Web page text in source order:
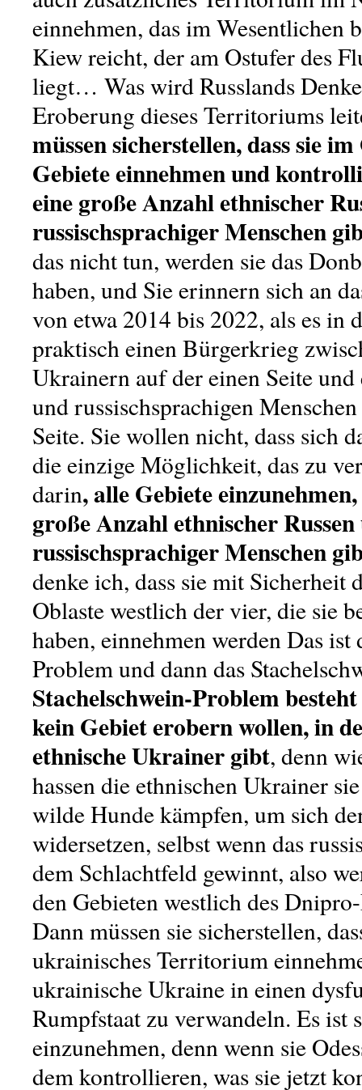
einnehmen, das im Wesentlichen
Kiew reicht, der am Ostufer des
liegt… Was wird Russlands
Eroberung dieses Territoriums
müssen sicherstellen, dass sie
Gebiete einnehmen und
eine große Anzahl ethnischer
russischsprachiger Menschen
das nicht tun, werden sie das
haben, und Sie erinnern sich an
von etwa 2014 bis 2022, als es in
praktisch einen Bürgerkrieg
Ukrainern auf der einen Seite und
und russischsprachigen
Seite. Sie wollen nicht, dass sich
die einzige Möglichkeit, das zu
darin, alle Gebiete
große Anzahl ethnischer
russischsprachiger Menschen
denke ich, dass sie mit Sicherheit
Oblaste westlich der vier, die sie
haben, einnehmen werden Das ist
Problem und dann das
Stachelschwein-Problem
kein Gebiet erobern wollen, in
ethnische Ukrainer gibt, denn
hassen die ethnischen Ukrainer
wilde Hunde kämpfen, um sich
widersetzen, selbst wenn das
dem Schlachtfeld gewinnt, also
den Gebieten westlich des
Dann müssen sie sicherstellen,
ukrainisches Territorium
ukrainische Ukraine in einen
Rumpfstaat zu verwandeln. Es ist
einzunehmen, denn wenn sie
dem kontrollieren, was sie jetzt